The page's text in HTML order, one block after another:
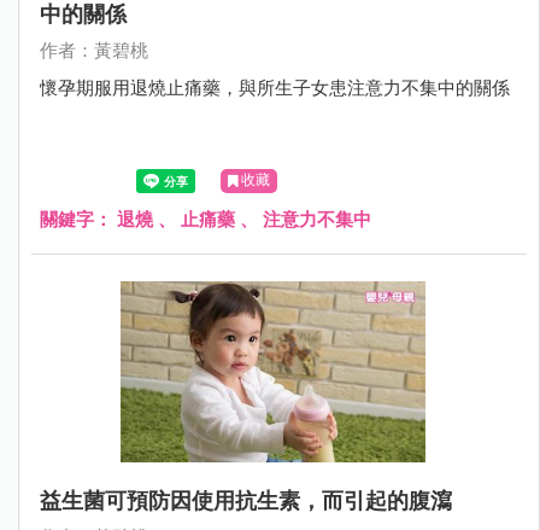
中的關係
作者：黃碧桃
懷孕期服用退燒止痛藥，與所生子女患注意力不集中的關係
收藏
關鍵字： 退燒、 止痛藥 、 注意力不集中
益生菌可預防因使用抗生素，而引起的腹瀉